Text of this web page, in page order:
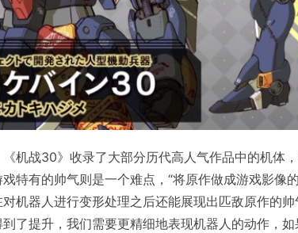
机战30》收录了大部分历代高人气作品中的机体
特有的帅气则是一个难点，“将原作做成游戏影像
机器人进行变形处理之后还能展现出匹敌原作的
了提升，我们需要更精细地表现机器人的动作，